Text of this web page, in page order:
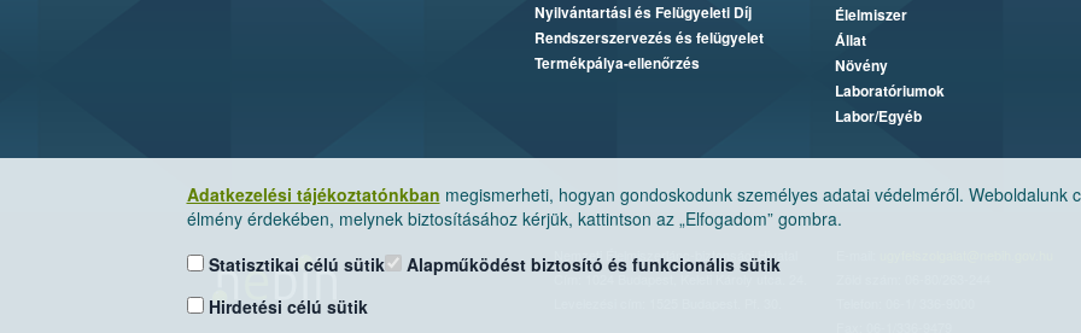
Adatkezelési tájékoztatónkban megismerheti, hogyan gondoskodunk személyes adatai védelméről. Weboldalunk
élmény érdekében, melynek biztosításához kérjük, kattintson az „Elfogadom” gombra.
Statisztikai célú sütik
Hirdetési célú sütik
Alapműködést biztosító és funkcionális sütik
Nyilvántartási és Felügyeleti Díj
Rendszerszervezés és felügyelet
Termékpálya-ellenőrzés
Élelmiszer
Állat
Növény
Laboratóriumok
Labor/Egyéb
Nemzeti Élelmiszerlánc-biztonsági Hivatal